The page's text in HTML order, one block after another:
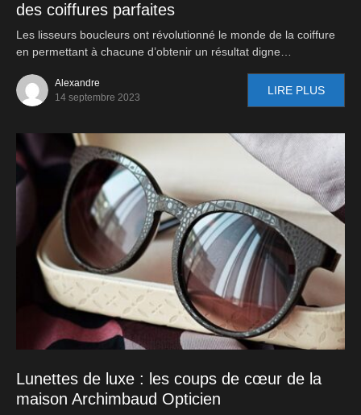
des coiffures parfaites
Les lisseurs boucleurs ont révolutionné le monde de la coiffure
en permettant à chacune d’obtenir un résultat digne…
Alexandre
14 septembre 2023
LIRE PLUS
Lunettes de luxe : les coups de cœur de la
maison Archimbaud Opticien